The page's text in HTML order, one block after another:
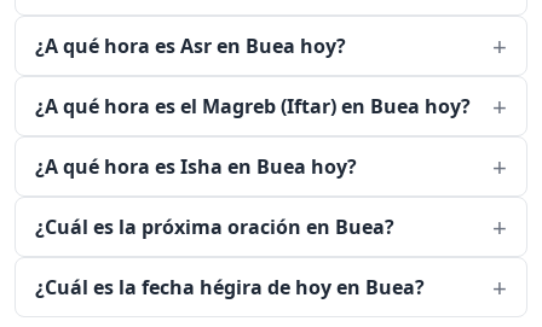
¿A qué hora es Asr en Buea hoy?
¿A qué hora es el Magreb (Iftar) en Buea hoy?
¿A qué hora es Isha en Buea hoy?
¿Cuál es la próxima oración en Buea?
¿Cuál es la fecha hégira de hoy en Buea?